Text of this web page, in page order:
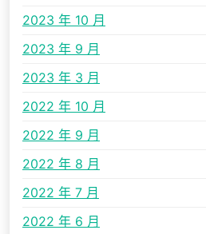
2023 年 10 月
2023 年 9 月
2023 年 3 月
2022 年 10 月
2022 年 9 月
2022 年 8 月
2022 年 7 月
2022 年 6 月